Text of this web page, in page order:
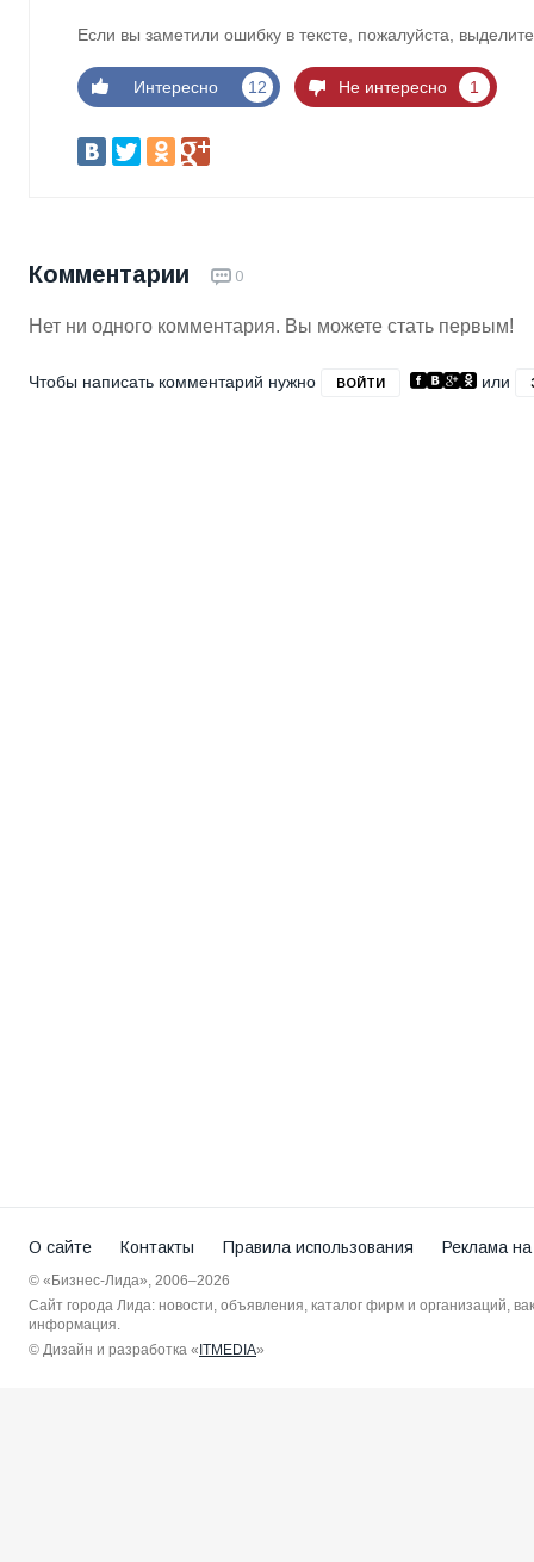
Если вы заметили ошибку в тексте, пожалуйста,
Интересно 12 Не интересно 1
Комментарии 0
Нет ни одного комментария. Вы можете стать первым!
Чтобы написать комментарий нужно ВОЙТИ или
О сайте Контакты Правила использования Реклама
© «Бизнес-Лида», 2006–2026
Сайт города Лида: новости, объявления, каталог фирм и организаций,
информация.
© Дизайн и разработка «ITMEDIA»